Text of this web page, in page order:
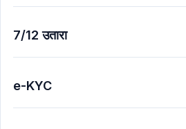
7/12 उतारा
e-KYC